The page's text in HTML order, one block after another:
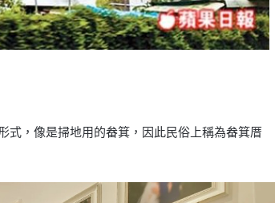
式，像是掃地用的畚箕，因此民俗上稱為畚箕厝